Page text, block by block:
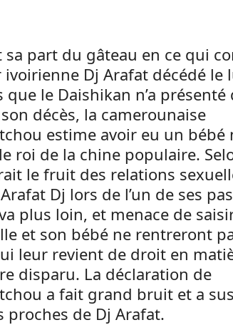
part du gâteau en ce qui
ivoirienne Dj Arafat décédé le
le Daishikan n’a présenté
décès, la camerounaise
estime avoir eu un bébé
roi de la chine populaire.
le fruit des relations
Dj lors de l’un de ses
plus loin, et menace de
et son bébé ne rentreront
leur revient de droit en
disparu. La déclaration de
a fait grand bruit et a
proches de Dj Arafat.